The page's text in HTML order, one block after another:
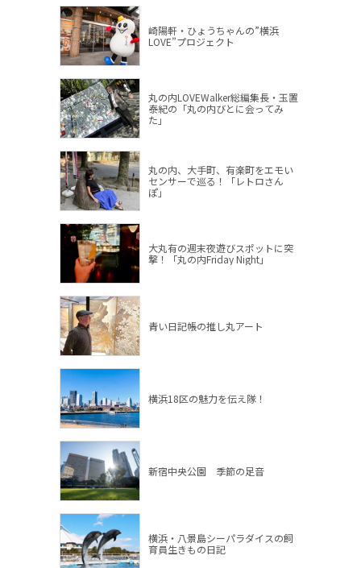
崎陽軒・ひょうちゃんの”横浜
LOVE”プロジェクト
丸の内LOVEWalker総編集長・玉置
泰紀の「丸の内びとに会ってみ
た」
丸の内、大手町、有楽町をエモい
センサーで巡る！「レトロさん
ぽ」
大丸有の週末夜遊びスポットに突
撃！「丸の内Friday Night」
青い日記帳の推し丸アート
横浜18区の魅力を伝え隊！
新宿中央公園 季節の足音
横浜・八景島シーパラダイスの飼
育員生きもの日記